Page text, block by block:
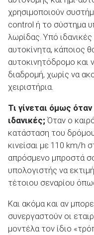
χρησιμοποιούν
control ή το σύστημα
λωρίδας. Υπό
αυτοκίνητα, κάποιος
αυτοκινητόδρομο και
διαδρομή, χωρίς να
χειριστήρια.
Τι γίνεται όμως
ιδανικές; Όταν ο
κατάσταση του
κινείσαι με 110 km/h
απρόσμενο μπροστά
υπολογιστής να
τέτοιου σεναρίου
Και ακόμα και αν
συνεργαστούν οι
μοντέλα τον ίδιο